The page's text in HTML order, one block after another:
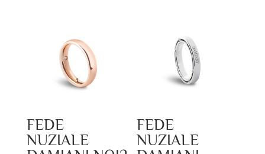
FEDE
NUZIALE
FEDE
NUZIALE